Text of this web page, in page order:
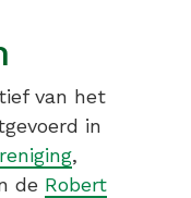
van het
in
,
de Robert